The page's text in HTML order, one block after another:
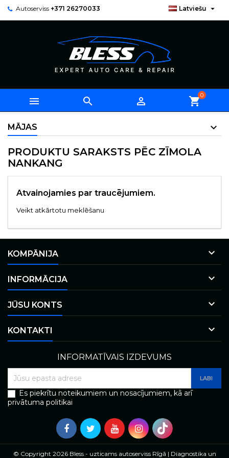
Autoserviss +371 26270033 Latviešu 
   shopping_cart0
MĀJAS
PRODUKTU SARAKSTS PĒC ZĪMOLA
NANKANG
Atvainojamies par traucējumiem.
Veikt atkārtotu meklēšanu
KOMPĀNIJA 
INFORMĀCIJA 
JŪSU KONTS 
KONTAKTI 
INFORMATĪVAIS IZDEVUMS
Es piekrītu noteikumiem un nosacījumiem, kā arī
privātuma politikai
© Copyright 2026 Bless - uzticams autoserviss Rīgā | Diagnostika un